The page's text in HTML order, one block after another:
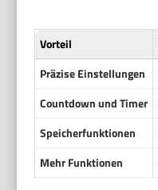
Vorteil
Präzise Einstellungen
Countdown und Timer
Speicherfunktionen
Mehr Funktionen